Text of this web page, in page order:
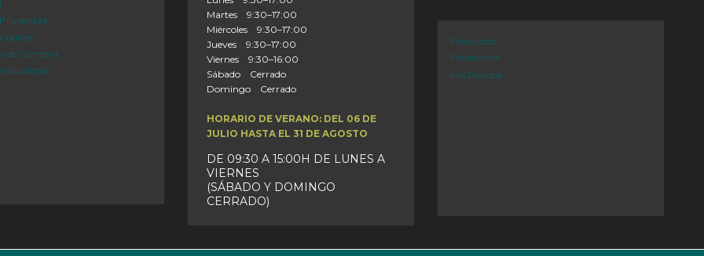
de Compra
Martes 9:30–17:00
Miércoles 9:30–17:00
Jueves 9:30–17:00
Viernes 9:30–16:00
Sábado Cerrado
Domingo Cerrado
HORARIO DE VERANO: DEL 06 DE
JULIO HASTA EL 31 DE AGOSTO
DE 09:30 A 15:00H DE LUNES A
VIERNES
(SÁBADO Y DOMINGO
CERRADO)
Productos
Profesional
Mis Pedidos